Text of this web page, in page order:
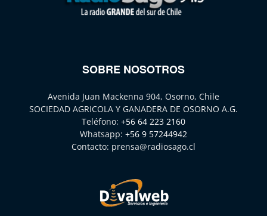
SOBRE NOSOTROS
Avenida Juan Mackenna 904, Osorno, Chile
SOCIEDAD AGRICOLA Y GANADERA DE OSORNO A.G.
Teléfono: +56 64 223 2160
Whatsapp: +56 9 57244942
Contacto: prensa@radiosago.cl